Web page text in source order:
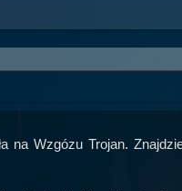
na Wzgózu Trojan.